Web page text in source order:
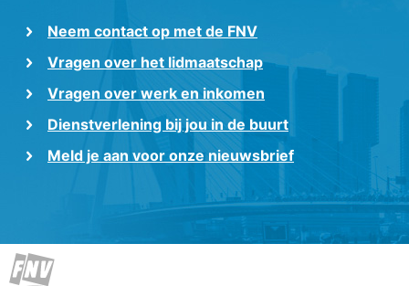
Neem contact op met de FNV
Vragen over het lidmaatschap
Vragen over werk en inkomen
Dienstverlening bij jou in de buurt
Meld je aan voor onze nieuwsbrief